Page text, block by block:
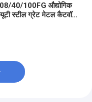
40/100FG औद्योगिक
स्टील ग्रेट मेटल कैटवॉक